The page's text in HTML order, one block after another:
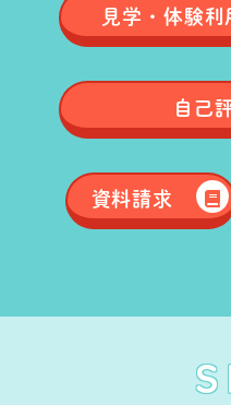
見学・体験利
自己
資料請求